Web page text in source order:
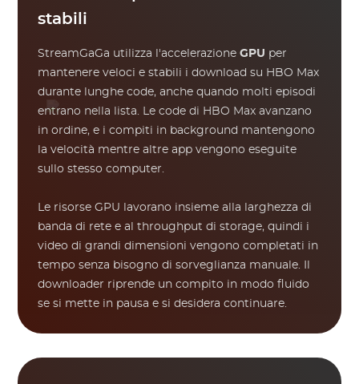
stabili
StreamGaGa utilizza l'accelerazioneGPU per
mantenere veloci e stabili i download su HBO Max
durante lunghe code, anche quando molti episodi
entrano nella lista. Le code di HBO Max avanzano
in ordine, e i compiti in background mantengono
la velocità mentre altre app vengono eseguite
sullo stesso computer.
Le risorse GPU lavorano insieme alla larghezza di
banda di rete e al throughput di storage, quindi i
video di grandi dimensioni vengono completati in
tempo senza bisogno di sorveglianza manuale. Il
downloader riprende un compito in modo fluido
se si mette in pausa e si desidera continuare.